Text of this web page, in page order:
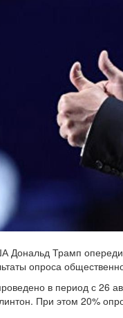
Дональд Трамп
опроса
в период с 26
При этом 20%